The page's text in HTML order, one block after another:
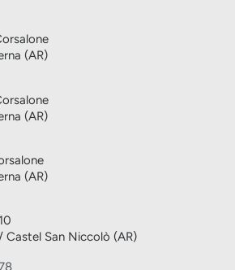
(AR)
(AR)
(AR)
Castel San Niccolò (AR)